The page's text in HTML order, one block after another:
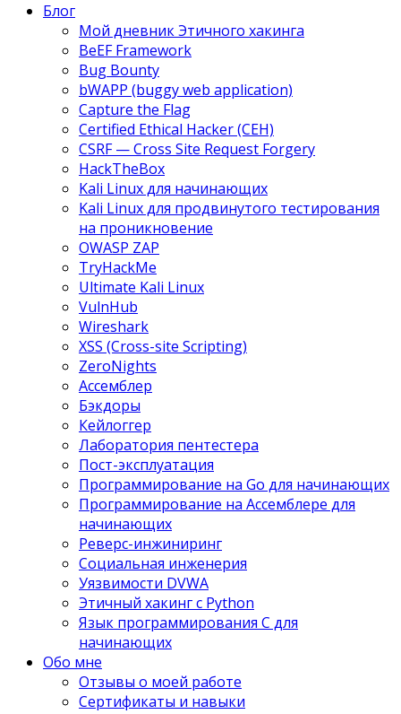
Блог
Мой дневник Этичного хакинга
BeEF Framework
Bug Bounty
bWAPP (buggy web application)
Capture the Flag
Certified Ethical Hacker (CEH)
CSRF — Cross Site Request Forgery
HackTheBox
Kali Linux для начинающих
Kali Linux для продвинутого тестирования
на проникновение
OWASP ZAP
TryHackMe
Ultimate Kali Linux
VulnHub
Wireshark
XSS (Cross-site Scripting)
ZeroNights
Ассемблер
Бэкдоры
Кейлоггер
Лаборатория пентестера
Пост-эксплуатация
Программирование на Go для начинающих
Программирование на Ассемблере для
начинающих
Реверс-инжиниринг
Социальная инженерия
Уязвимости DVWA
Этичный хакинг с Python
Язык программирования С для
начинающих
Обо мне
Отзывы о моей работе
Сертификаты и навыки